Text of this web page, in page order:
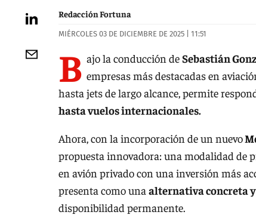
Redacción Fortuna
MIÉRCOLES 03 DE DICIEMBRE DE 2025 | 11:51
B ajo la conducción deSebastián
empresas más destacadas en
hasta jets de largo alcance, permite
hasta vuelos internacionales.
Ahora, con la incorporación de un nuevo
propuesta innovadora: una modalidad de
en avión privado con una inversión más
presenta como una alternativa concreta
disponibilidad permanente.